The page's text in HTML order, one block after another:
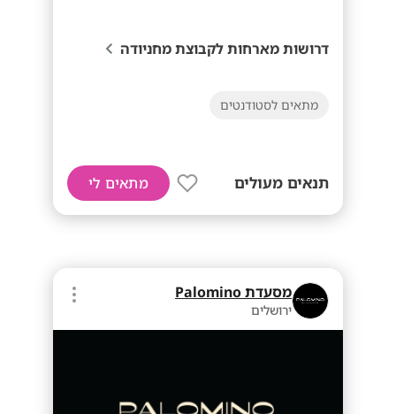
דרושות מארחות לקבוצת מחניודה
מתאים לסטודנטים
תנאים מעולים מתאים לי
מסעדת Palomino
ירושלים